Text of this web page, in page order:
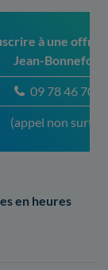
à une offre
Jean-
09 78 46 70
(appel non
en heures